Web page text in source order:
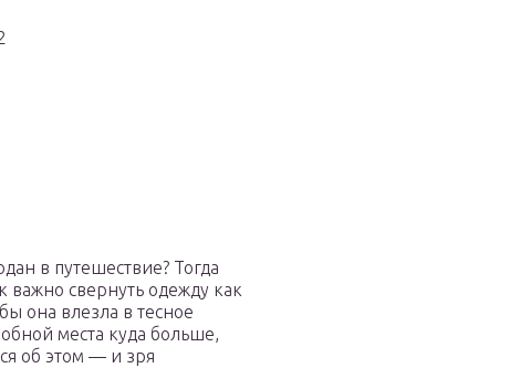
в путешествие? Тогда
важно свернуть одежду как
она влезла в тесное
места куда больше,
об этом — и зря